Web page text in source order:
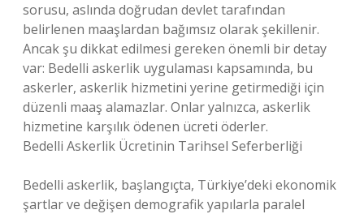
sorusu, aslında doğrudan devlet tarafından
belirlenen maaşlardan bağımsız olarak şekillenir.
Ancak şu dikkat edilmesi gereken önemli bir detay
var: Bedelli askerlik uygulaması kapsamında, bu
askerler, askerlik hizmetini yerine getirmediği için
düzenli maaş alamazlar. Onlar yalnızca, askerlik
hizmetine karşılık ödenen ücreti öderler.
Bedelli Askerlik Ücretinin Tarihsel Seferberliği
Bedelli askerlik, başlangıçta, Türkiye’deki ekonomik
şartlar ve değişen demografik yapılarla paralel